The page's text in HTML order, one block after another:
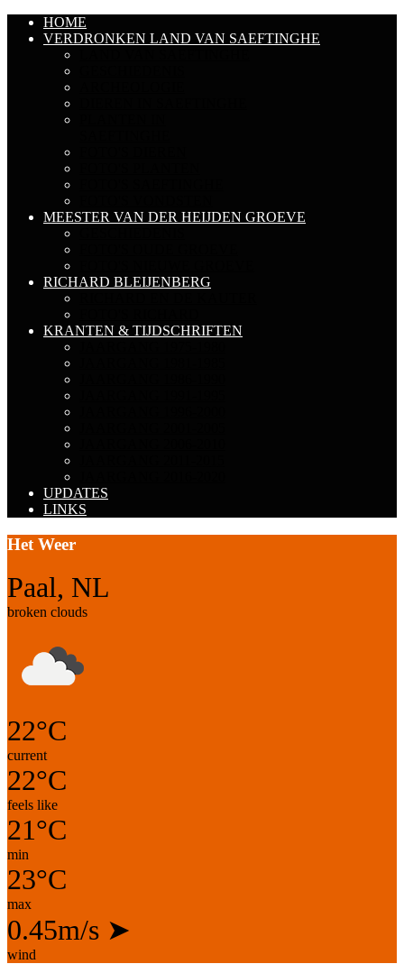
HOME
VERDRONKEN LAND VAN SAEFTINGHE
MEESTER VAN DER HEIJDEN GROEVE
RICHARD BLEIJENBERG
KRANTEN & TIJDSCHRIFTEN
UPDATES
LINKS
Het Weer
Paal, NL
broken clouds
22°C
current
22°C
feels like
21°C
min
23°C
max
0.45m/s ➤
wind